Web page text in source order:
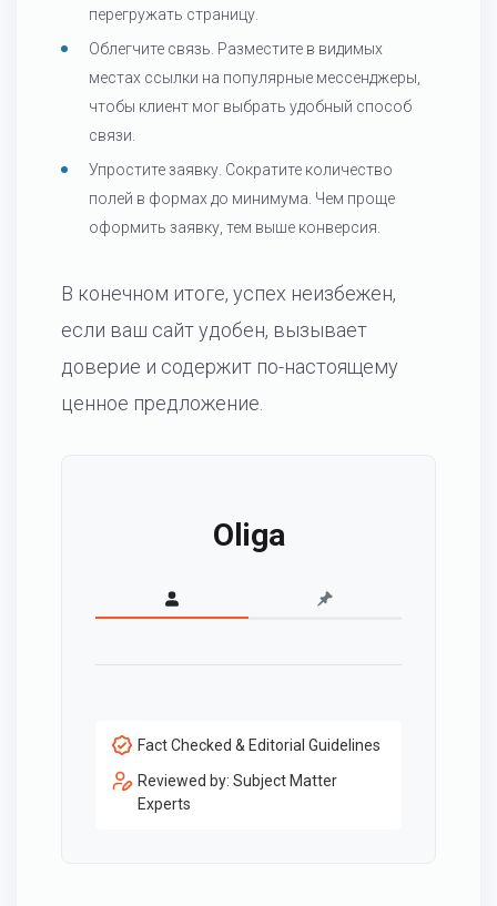
перегружать страницу.
Облегчите связь. Разместите в видимых
местах ссылки на популярные мессенджеры,
чтобы клиент мог выбрать удобный способ
связи.
Упростите заявку. Сократите количество
полей в формах до минимума. Чем проще
оформить заявку, тем выше конверсия.
В конечном итоге, успех неизбежен,
если ваш сайт удобен, вызывает
доверие и содержит по-настоящему
ценное предложение.
Oliga
Fact Checked & Editorial Guidelines
Reviewed by: Subject Matter
Experts